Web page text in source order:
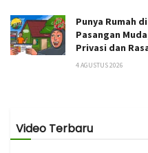
Punya Rumah
Pasangan
Privasi dan
4 AGUSTUS 2026
Video Terbaru